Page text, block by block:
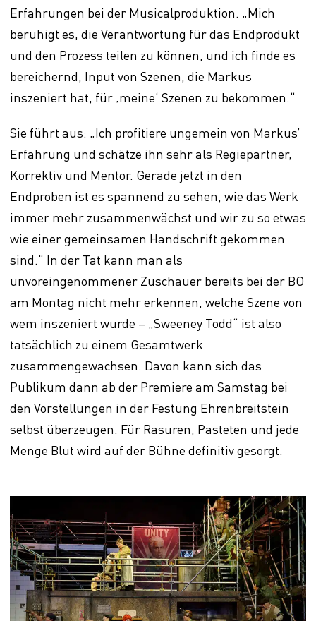
Erfahrungen bei der Musicalproduktion. „Mich
beruhigt es, die Verantwortung für das Endprodukt
und den Prozess teilen zu können, und ich finde es
bereichernd, Input von Szenen, die Markus
inszeniert hat, für ‚meine‘ Szenen zu bekommen.“
Sie führt aus: „Ich profitiere ungemein von Markus’
Erfahrung und schätze ihn sehr als Regiepartner,
Korrektiv und Mentor. Gerade jetzt in den
Endproben ist es spannend zu sehen, wie das Werk
immer mehr zusammenwächst und wir zu so etwas
wie einer gemeinsamen Handschrift gekommen
sind.“ In der Tat kann man als
unvoreingenommener Zuschauer bereits bei der BO
am Montag nicht mehr erkennen, welche Szene von
wem inszeniert wurde – „Sweeney Todd“ ist also
tatsächlich zu einem Gesamtwerk
zusammengewachsen. Davon kann sich das
Publikum dann ab der Premiere am Samstag bei
den Vorstellungen in der Festung Ehrenbreitstein
selbst überzeugen. Für Rasuren, Pasteten und jede
Menge Blut wird auf der Bühne definitiv gesorgt.